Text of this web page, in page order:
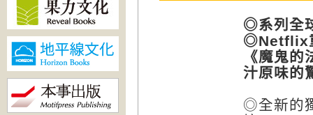
◎系列全
◎Netflix
《魔鬼的
汁原味的
◎全新的